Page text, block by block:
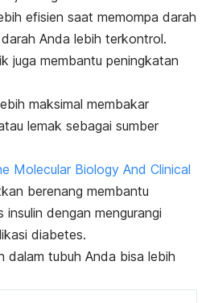
efisien saat memompa darah
Anda lebih terkontrol.
juga membantu peningkatan
maksimal membakar
lemak sebagai sumber
Molecular Biology And Clinical
berenang membantu
dengan mengurangi
diabetes.
dalam tubuh Anda bisa lebih